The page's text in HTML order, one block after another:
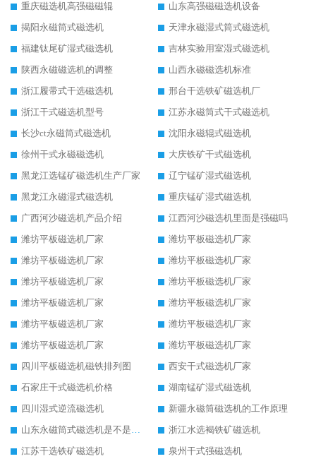
重庆磁选机高强磁磁辊
山东高强磁磁选机设备
揭阳永磁筒式磁选机
天津永磁湿式筒式磁选机
福建钛尾矿湿式磁选机
吉林实验用室湿式磁选机
陕西永磁磁选机的调整
山西永磁磁选机标准
浙江履带式干选磁选机
邢台干选铁矿磁选机厂
浙江干式磁选机型号
江苏永磁筒式干式磁选机
长沙ct永磁筒式磁选机
沈阳永磁辊式磁选机
徐州干式永磁磁选机
大庆铁矿干式磁选机
黑龙江选锰矿磁选机生产厂家
辽宁锰矿湿式磁选机
黑龙江永磁湿式磁选机
重庆锰矿湿式磁选机
广西河沙磁选机产品介绍
江西河沙磁选机里面是强磁吗
潍坊平板磁选机厂家
潍坊平板磁选机厂家
潍坊平板磁选机厂家
潍坊平板磁选机厂家
潍坊平板磁选机厂家
潍坊平板磁选机厂家
潍坊平板磁选机厂家
潍坊平板磁选机厂家
潍坊平板磁选机厂家
潍坊平板磁选机厂家
潍坊平板磁选机厂家
潍坊平板磁选机厂家
四川平板磁选机磁铁排列图
西安干式磁选机厂家
石家庄干式磁选机价格
湖南锰矿湿式磁选机
四川湿式逆流磁选机
新疆永磁筒磁选机的工作原理
山东永磁筒式磁选机是不是强磁
浙江水选褐铁矿磁选机
江苏干选铁矿磁选机
泉州干式强磁选机